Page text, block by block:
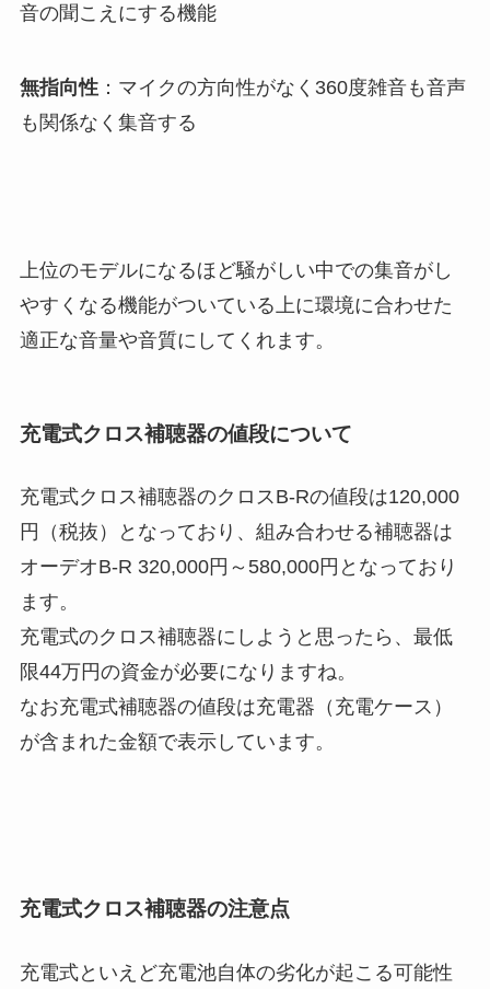
音の聞こえにする機能
無指向性：マイクの方向性がなく360度雑音も音声
も関係なく集音する
上位のモデルになるほど騒がしい中での集音がし
やすくなる機能がついている上に環境に合わせた
適正な音量や音質にしてくれます。
充電式クロス補聴器の値段について
充電式クロス補聴器のクロスB-Rの値段は120,000
円（税抜）となっており、組み合わせる補聴器は
オーデオB-R 320,000円～580,000円となっており
ます。
充電式のクロス補聴器にしようと思ったら、最低
限44万円の資金が必要になりますね。
なお充電式補聴器の値段は充電器（充電ケース）
が含まれた金額で表示しています。
充電式クロス補聴器の注意点
充電式といえど充電池自体の劣化が起こる可能性